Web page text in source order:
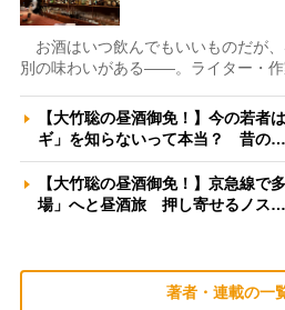
お酒はいつ飲んでもいいものだが
別の味わいがある――。ライター・作
【大竹聡の昼酒御免！】今の若者
ギ」を知らないって本当？ 昔の…
【大竹聡の昼酒御免！】京急線で
場」へと昼酒旅 押し寄せるノス…
著者・連載の一